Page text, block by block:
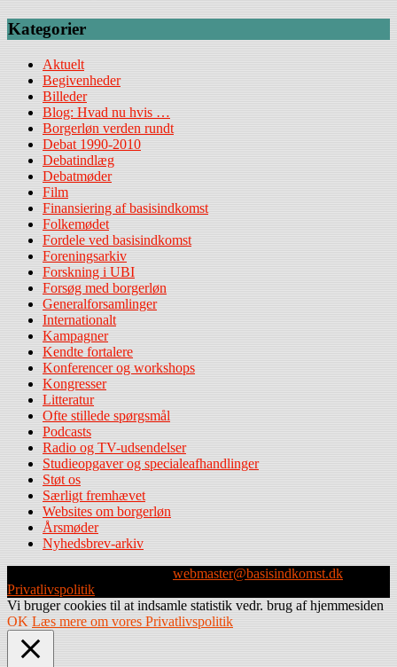
Kategorier
Aktuelt
Begivenheder
Billeder
Blog: Hvad nu hvis …
Borgerløn verden rundt
Debat 1990-2010
Debatindlæg
Debatmøder
Film
Finansiering af basisindkomst
Folkemødet
Fordele ved basisindkomst
Foreningsarkiv
Forskning i UBI
Forsøg med borgerløn
Generalforsamlinger
Internationalt
Kampagner
Kendte fortalere
Konferencer og workshops
Kongresser
Litteratur
Ofte stillede spørgsmål
Podcasts
Radio og TV-udsendelser
Studieopgaver og specialeafhandlinger
Støt os
Særligt fremhævet
Websites om borgerløn
Årsmøder
Nyhedsbrev-arkiv
webmaster@basisindkomst.dk
Privatlivspolitik
Vi bruger cookies til at indsamle statistik vedr. brug af hjemmesiden
OK Læs mere om vores Privatlivspolitik